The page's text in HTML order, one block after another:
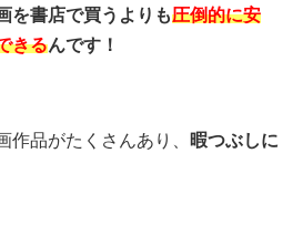
を書店で買うよりも圧倒的に安
きるんです！
作品がたくさんあり、
暇つぶしに